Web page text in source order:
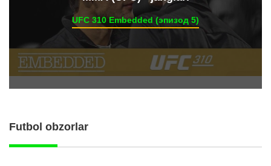
UFC 310 Embedded (эпизод 5)
Futbol obzorlar